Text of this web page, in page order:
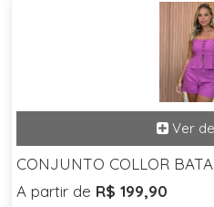
CONJUNTO COLLOR BATA
A partir de R$ 199,90